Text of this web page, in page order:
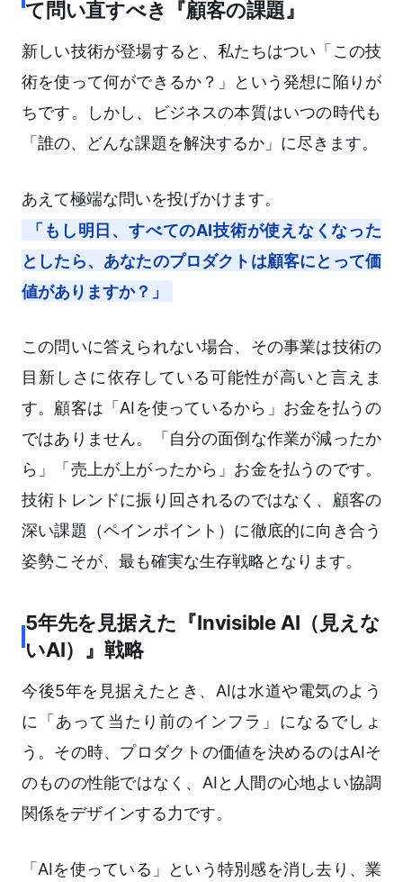
て問い直すべき『顧客の課題』
新しい技術が登場すると、私たちはつい「この技
術を使って何ができるか？」という発想に陥りが
ちです。しかし、ビジネスの本質はいつの時代も
「誰の、どんな課題を解決するか」に尽きます。
あえて極端な問いを投げかけます。
「もし明日、すべてのAI技術が使えなくなった
としたら、あなたのプロダクトは顧客にとって価
値がありますか？」
この問いに答えられない場合、その事業は技術の
目新しさに依存している可能性が高いと言えま
す。顧客は「AIを使っているから」お金を払うの
ではありません。「自分の面倒な作業が減ったか
ら」「売上が上がったから」お金を払うのです。
技術トレンドに振り回されるのではなく、顧客の
深い課題（ペインポイント）に徹底的に向き合う
姿勢こそが、最も確実な生存戦略となります。
5年先を見据えた『Invisible AI（見えな
いAI）』戦略
今後5年を見据えたとき、AIは水道や電気のよう
に「あって当たり前のインフラ」になるでしょ
う。その時、プロダクトの価値を決めるのはAIそ
のものの性能ではなく、AIと人間の心地よい協調
関係をデザインする力です。
「AIを使っている」という特別感を消し去り、業